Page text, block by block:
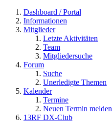
Dashboard / Portal
Informationen
Mitglieder
Letzte Aktivitäten
Team
Mitgliedersuche
Forum
Suche
Unerledigte Themen
Kalender
Termine
Neuen Termin melden
13RF DX-Club